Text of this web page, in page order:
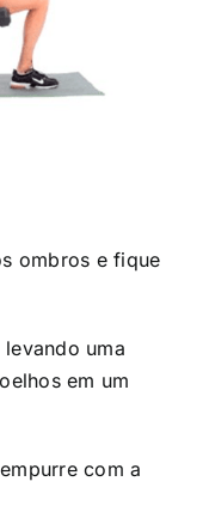
ombros e fique
uma
em um
com a